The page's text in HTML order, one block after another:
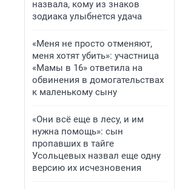
назвала, кому из знаков
зодиака улыбнется удача
«Меня не просто отменяют,
меня хотят убить»: участница
«Мамы в 16» ответила на
обвинения в домогательствах
к маленькому сыну
«Они всё еще в лесу, и им
нужна помощь»: сын
пропавших в тайге
Усольцевых назвал еще одну
версию их исчезновения